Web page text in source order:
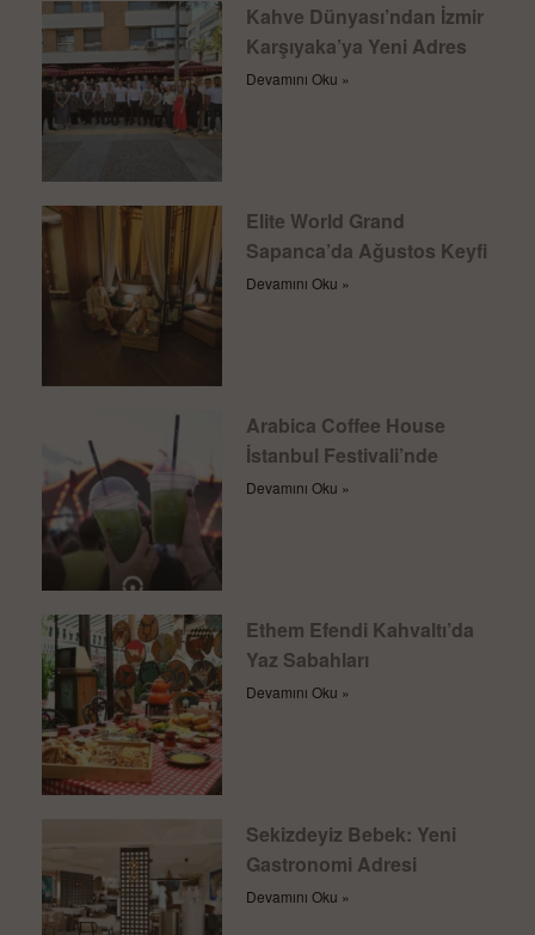
Kahve Dünyası’ndan İzmir
Karşıyaka’ya Yeni Adres
Devamını Oku »
Elite World Grand
Sapanca’da Ağustos Keyfi
Devamını Oku »
Arabica Coffee House
İstanbul Festivali’nde
Devamını Oku »
Ethem Efendi Kahvaltı’da
Yaz Sabahları
Devamını Oku »
Sekizdeyiz Bebek: Yeni
Gastronomi Adresi
Devamını Oku »